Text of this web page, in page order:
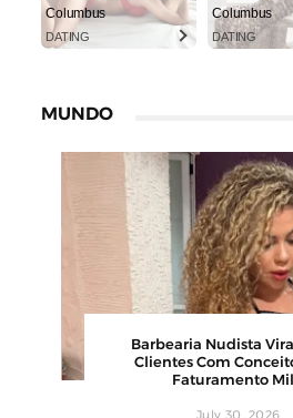
Columbus
DATING
Columbus
DATING
MUNDO
Karyna Shuliak Pode
Milhões Da Fortuna De
Apontam